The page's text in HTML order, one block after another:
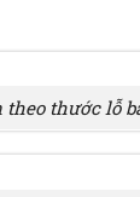
theo thước lỗ